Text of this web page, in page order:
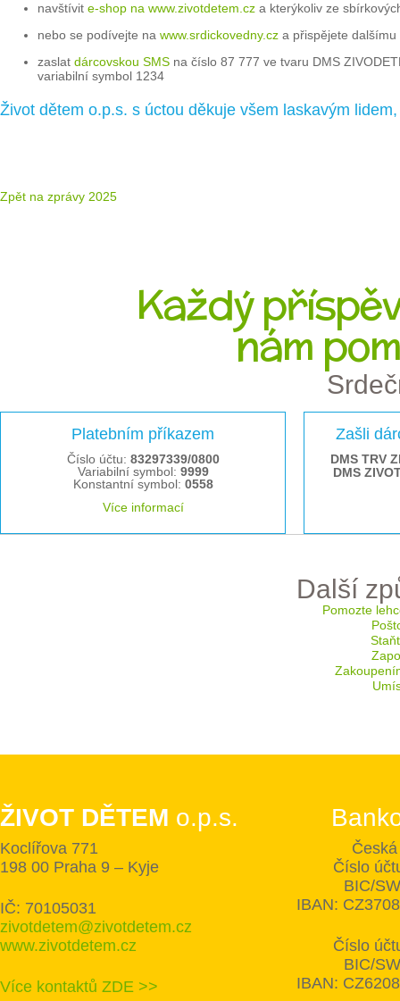
navštívit e-shop na www.zivotdetem.cz a kterýkoliv ze
nebo se podívejte na www.srdickovedny.cz a přispějete
zaslat dárcovskou SMS na číslo 87 777 ve tvaru DMS
variabilní symbol 1234
Život dětem o.p.s. s úctou děkuje všem laskavým
Zpět na zprávy 2025
Každý
nám
Platebním příkazem
Číslo účtu: 83297339/0800
Variabilní symbol: 9999
Konstantní symbol: 0558
Více informací
Zašli
DMS TRV
DMS
Další
Pomozte
ŽIVOT DĚTEM o.p.s.
Koclířova 771
198 00 Praha 9 – Kyje
IČ: 70105031
zivotdetem@zivotdetem.cz
www.zivotdetem.cz
Více kontaktů ZDE >>
Číslo
BIC/
IBAN:
Číslo
BIC/
IBAN: